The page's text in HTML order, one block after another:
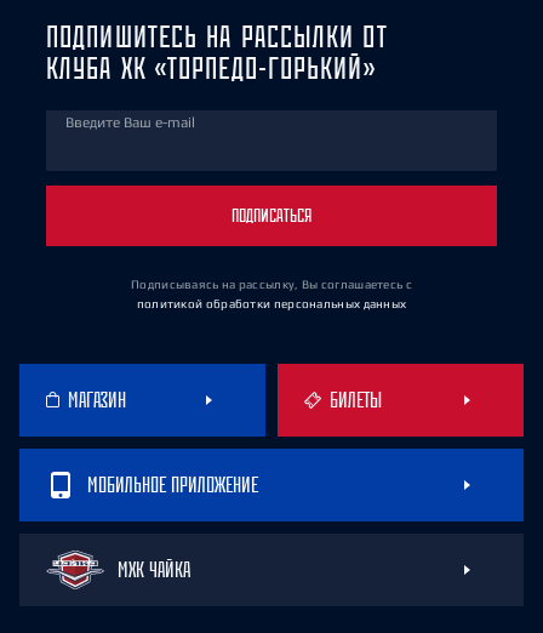
ПОДПИШИТЕСЬ НА РАССЫЛКИ ОТ
КЛУБА ХК «ТОРПЕДО-ГОРЬКИЙ»
Введите Ваш e-mail
ПОДПИСАТЬСЯ
Подписываясь на рассылку, Вы соглашаетесь с
политикой обработки персональных данных
МАГАЗИН БИЛЕТЫ
МОБИЛЬНОЕ ПРИЛОЖЕНИЕ
МХК ЧАЙКА